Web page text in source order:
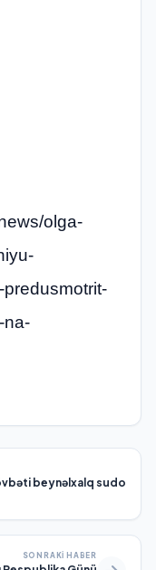
olga-
na-
beynəlxalq sudo
SONRAKI HABER